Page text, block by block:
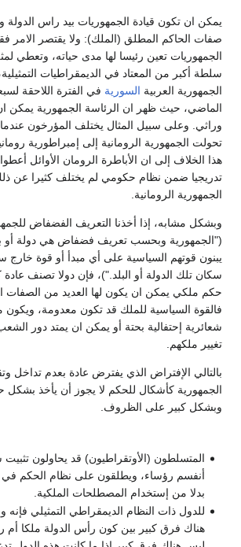
يمكن ان تكون قيادة الجمهوريات بيد راس الدولة
صفات الحاكم المطلق (الملك): ولا يقتصر
الجمهوريات تعين رئيسا لها مدى حياته، وتعطي
سلطة أكبر من المعتاد في الديمقراطيات
الجمهورية العربية السورية في الفترة اللاحقة
الماضي، حيث ظهر ان الرئاسة الجمهورية يمكن
وراثي. وعلى سبيل المثال يختلف المؤرخون
تحولت الجمهورية الرومانية إلى إمبراطورية
هذا الخلاف إلى ان الأباطرة الرومان الأوائل
تدريجيا ضمن نظام حكومي لم يختلف كثيرا عن
الجمهورية الرومانية.
وبشكل مشابه، إذا أخذنا التعريف الفضفاض
("الجمهورية وبحسب تعريف فضفاض هي دولة أو
يبنون قوتهم السياسية على أي مبدأ أو قوة خارج
سكان تلك الدولة أو البلد.")، فإن دولا تصنف
حكم ملكي يمكن ان يكون لها العديد من الصفات
فالقوة السياسية للملك قد تكون معدومة، ويكون
شعائرية إحتفالية بحتة أو يمكن ان يمتد دور
تغيير ملكهم.
بالتالي الإفتراض الذي يفترض عادة بعدم تداخل
الجمهورية كأشكال للحكم لا يجوز أن يأخذ بشكل
وبشكل كبير على الظروف.
المتسلطون (الأوتقراطيون) قد يحاولون تثبيت
أنفسم رؤساء، ويطلقون على نظام الحكم
بدلا من إستخدام المصطلحات الملكية.
للدول ذات النظام الديمقراطي التمثيلي
هناك فرق كبير بين كون رأس الدولة ملكا أم